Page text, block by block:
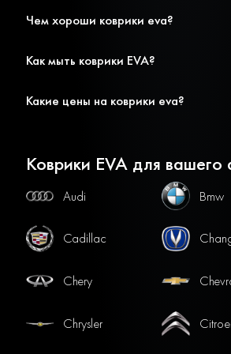
Чем хороши коврики eva?
Как мыть коврики EVA?
Какие цены на коврики eva?
Коврики EVA для вашего
Audi Bmw
Cadillac
Chery
Chrysler